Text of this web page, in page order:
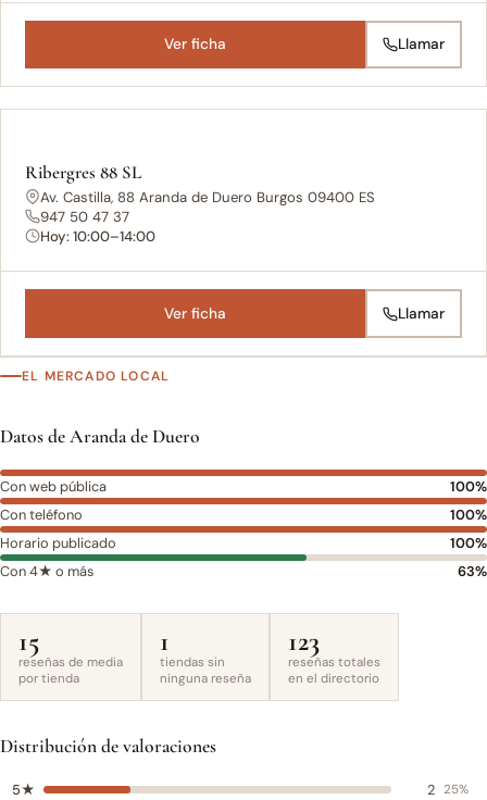
Ver ficha Llamar
Ribergres 88 SL
Av. Castilla, 88 Aranda de Duero Burgos 09400 ES
947 50 47 37
Hoy: 10:00–14:00
Ver ficha Llamar
EL MERCADO LOCAL
Datos de Aranda de Duero
Con web pública
100%
Con teléfono
100%
Horario publicado
100%
Con 4★ o más
63%
15
reseñas de media
por tienda
1
tiendas sin
ninguna reseña
123
reseñas totales
en el directorio
Distribución de valoraciones
5★ 2 25%